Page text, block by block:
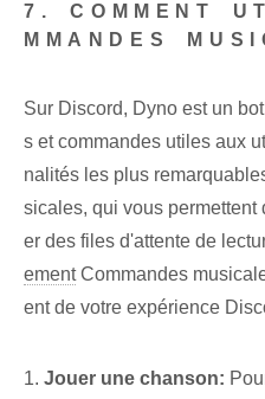
7.⁤ COMMENT⁢
MMANDES
Sur Discord, Dyno est un
s et commandes utiles aux
nalités les plus
sicales, qui vous
er des files d'attente de
ementCommandes
ent de votre expérience
1. Jouer une chanson: